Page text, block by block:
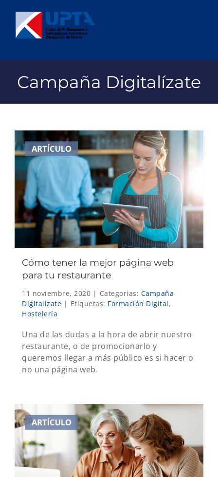
contenido
Campaña Digitalízate
Cómo tener la mejor página web
para tu restaurante
11 noviembre, 2020 | Categorías: Campaña
Digitalízate | Etiquetas: Formación Digital,
Hostelería
Una de las dudas a la hora de abrir nuestro
restaurante, o de promocionarlo y
queremos llegar a más público es si hacer o
no una página web.